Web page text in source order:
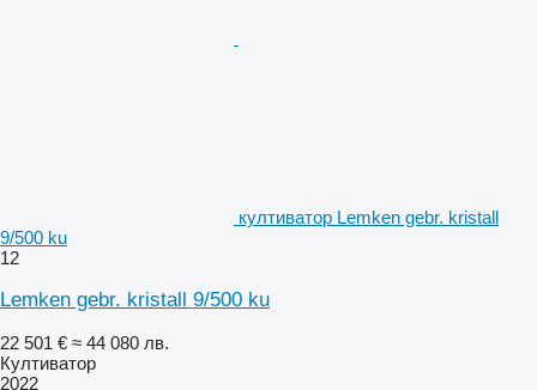
култиватор Lemken gebr. kristall
9/500 ku
12
Lemken gebr. kristall 9/500 ku
22 501 € ≈ 44 080 лв.
Култиватор
2022